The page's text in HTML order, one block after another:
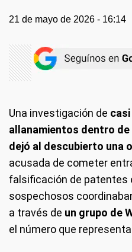
21 de mayo de 2026 - 16:14
Una investigación de
allanamientos dentro de
dejó al descubierto una
acusada de cometer
falsificación de patentes
sospechosos
a través de un grupo de
el número que